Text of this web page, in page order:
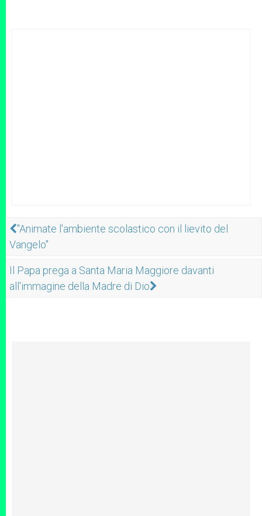
"Animate l'ambiente scolastico con il lievito del
Vangelo"
Il Papa prega a Santa Maria Maggiore davanti
all'immagine della Madre di Dio